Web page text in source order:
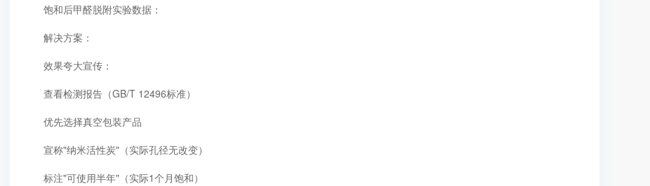
饱和后甲醛脱附实验数据：
解决方案：
效果夸大宣传：
查看检测报告（GB/T 12496标准）
优先选择真空包装产品
宣称"纳米活性炭"（实际孔径无改变）
标注"可使用半年"（实际1个月饱和）